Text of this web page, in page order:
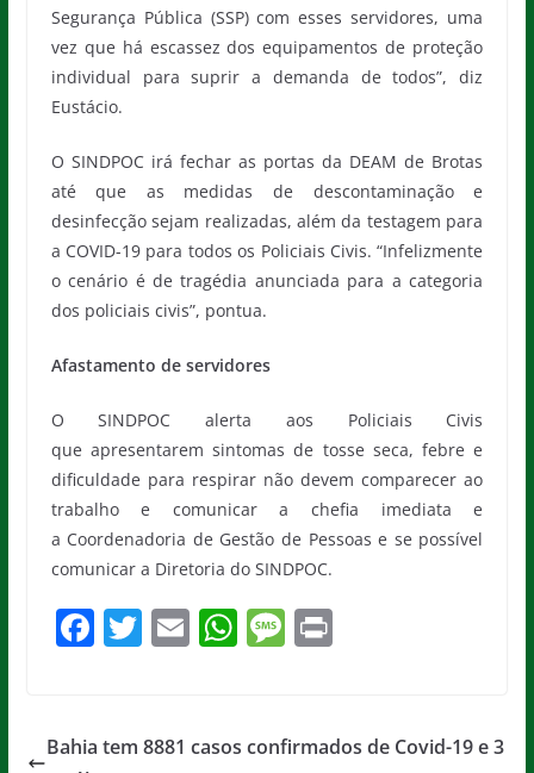
Segurança Pública (SSP) com esses servidores, uma
vez que há escassez dos equipamentos de proteção
individual para suprir a demanda de todos”, diz
Eustácio.
O SINDPOC irá fechar as portas da DEAM de Brotas
até que as medidas de descontaminação e
desinfecção sejam realizadas, além da testagem para
a COVID-19 para todos os Policiais Civis. “Infelizmente
o cenário é de tragédia anunciada para a categoria
dos policiais civis”, pontua.
Afastamento de servidores
O SINDPOC alerta aos Policiais Civis
que apresentarem sintomas de tosse seca, febre e
dificuldade para respirar não devem comparecer ao
trabalho e comunicar a chefia imediata e
a Coordenadoria de Gestão de Pessoas e se possível
comunicar a Diretoria do SINDPOC.
F
e
T
er
E
l
W
s
M
a
Pr
Bahia tem 8881 casos confirmados de Covid-19 e 3